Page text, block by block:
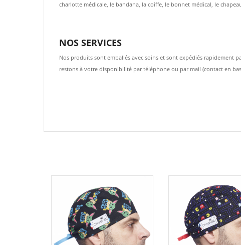
charlotte médicale, le bandana, la coiffe, le bonnet médical, le
NOS SERVICES
Nos produits sont emballés avec soins et sont expédiés rapidement
restons à votre disponibilité par téléphone ou par mail (contact en